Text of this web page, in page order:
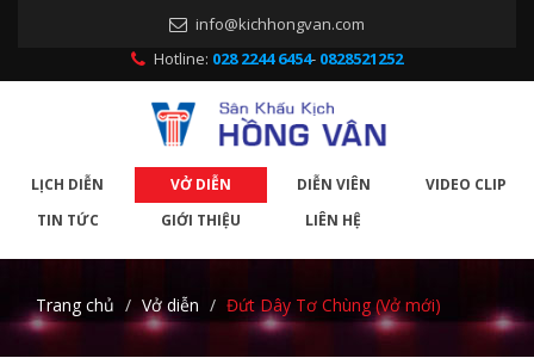
info@kichhongvan.com
Hotline: 028 2244 6454- 0828521252
LỊCH DIỄN VỞ DIỄN DIỄN VIÊN
VIDEO CLIP
TIN TỨC
GIỚI THIỆU LIÊN HỆ
Trang chủ Vở diễn Đứt Dây Tơ Chùng (Vở mới)